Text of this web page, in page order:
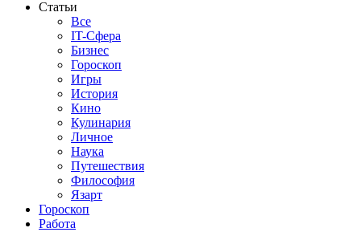
Статьи
Все
IT-Сфера
Бизнес
Гороскоп
Игры
История
Кино
Кулинария
Личное
Наука
Путешествия
Философия
Язарт
Гороскоп
Работа